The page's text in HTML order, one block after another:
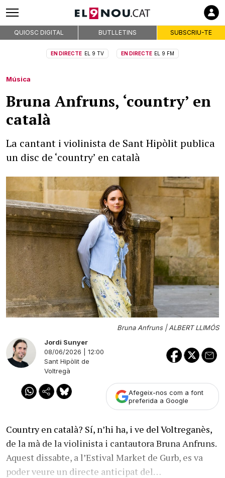
QUIOSC DIGITAL BUTLLETINS SUBSCRIU-TE
EN DIRECTE EL 9 TV EN DIRECTE EL 9 FM
Música
Bruna Anfruns, ‘country’ en
català
La cantant i violinista de Sant Hipòlit publica
un disc de ‘country’ en català
Bruna Anfruns |ALBERT LLIMÓS
Jordi Sunyer
08/06/2026 | 12:00
Sant Hipòlit de
Voltregà
Afegeix-nos com a font
preferida a Google
Country en català? Sí, n’hi ha, i ve del Voltreganès,
de la mà de la violinista i cantautora Bruna Anfruns.
Aquest dissabte, a l’Estival Market de Gurb, es va
poder veure un directe anticipat del…